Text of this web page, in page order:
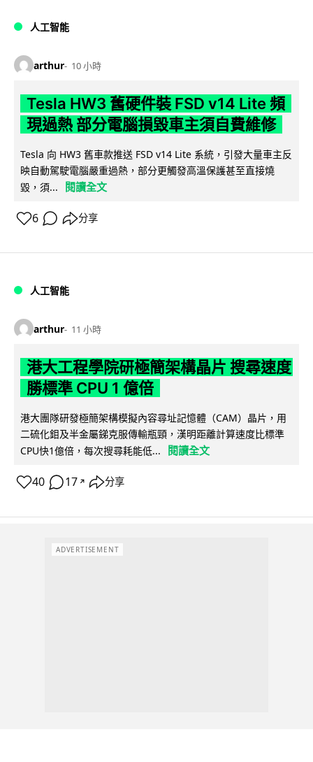
人工智能
arthur 10 小時
Tesla HW3 舊硬件裝 FSD v14 Lite 頻
現過熱 部分電腦損毀車主須自費維修
Tesla 向 HW3 舊車款推送 FSD v14 Lite 系統，引發大量車主反
映自動駕駛電腦嚴重過熱，部分更觸發高溫保護甚至直接燒
毀，須...
閱讀全文
6 分享
人工智能
arthur 11 小時
港大工程學院研極簡架構晶片 搜尋速度
勝標準 CPU 1 億倍
港大團隊研發極簡架構模擬內容尋址記憶體（CAM）晶片，用
二硫化鉬及半金屬銻克服傳輸瓶頸，漢明距離計算速度比標準
CPU快1億倍，每次搜尋耗能低...
閱讀全文
40 17 ↗ 分享
ADVERTISEMENT